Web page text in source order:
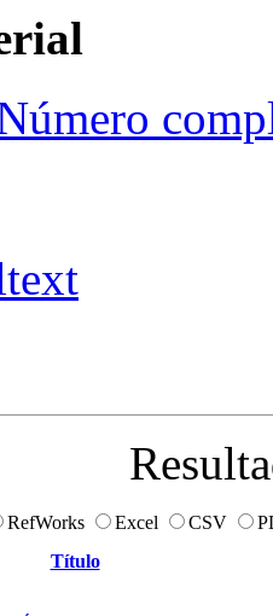
RefWorks Excel CSV
Título